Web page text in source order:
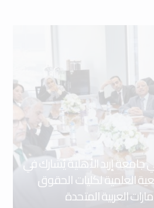
جامعة إربد الأهلية يُشارك في
العلمية لكليات الحقوق
العربية المتحدة